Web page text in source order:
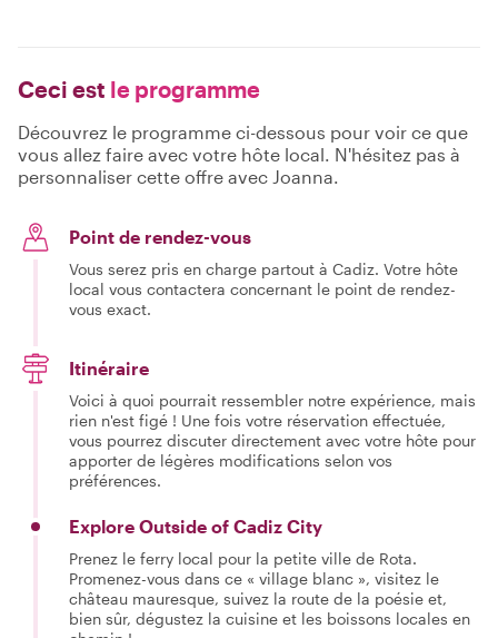
Ceci est le programme
Découvrez le programme ci-dessous pour voir ce que
vous allez faire avec votre hôte local. N'hésitez pas à
personnaliser cette offre avec Joanna.
Point de rendez-vous
Vous serez pris en charge partout à Cadiz. Votre hôte
local vous contactera concernant le point de rendez-
vous exact.
Itinéraire
Voici à quoi pourrait ressembler notre expérience, mais
rien n'est figé ! Une fois votre réservation effectuée,
vous pourrez discuter directement avec votre hôte pour
apporter de légères modifications selon vos
préférences.
Explore Outside of Cadiz City
Prenez le ferry local pour la petite ville de Rota.
Promenez-vous dans ce « village blanc », visitez le
château mauresque, suivez la route de la poésie et,
bien sûr, dégustez la cuisine et les boissons locales en